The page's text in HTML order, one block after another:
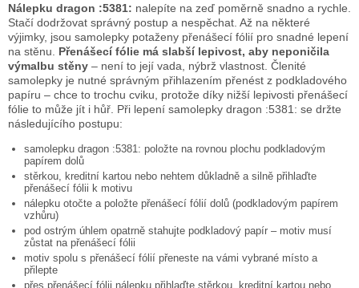
Nálepku dragon :5381: nalepíte na zeď poměrně snadno a rychle.
Stačí dodržovat správný postup a nespěchat. Až na některé
výjimky, jsou samolepky potaženy přenášecí fólií pro snadné lepení
na stěnu. Přenášecí fólie má slabší lepivost, aby neponičila
výmalbu stěny – není to její vada, nýbrž vlastnost. Členité
samolepky je nutné správným přihlazením přenést z podkladového
papíru – chce to trochu cviku, protože díky nižší lepivosti přenášecí
fólie to může jít i hůř. Při lepení samolepky dragon :5381: se držte
následujícího postupu:
samolepku dragon :5381: položte na rovnou plochu podkladovým
papírem dolů
stěrkou, kreditní kartou nebo nehtem důkladně a silně přihlaďte
přenášecí fólii k motivu
nálepku otočte a položte přenášecí fólií dolů (podkladovým papírem
vzhůru)
pod ostrým úhlem opatrně stahujte podkladový papír – motiv musí
zůstat na přenášecí fólii
motiv spolu s přenášecí fólií přeneste na vámi vybrané místo a
přilepte
přes přenášecí fólii nálepku přihlaďte stěrkou, kreditní kartou nebo